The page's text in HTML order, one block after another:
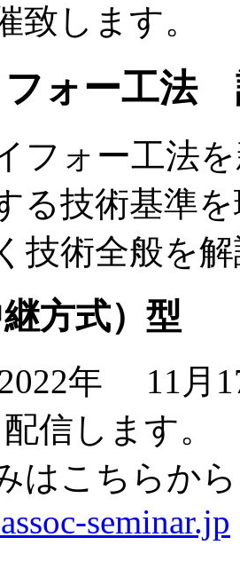
致します。
フォー工法
フォー工法
る技術基準
技術全般を
方式）型
2022年 11月
信します。
はこちらか
seminar.jp